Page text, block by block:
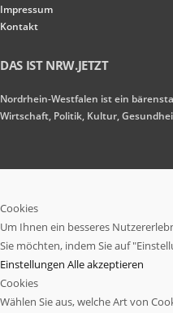
Impressum
Kontakt
DAS IST NRW.JETZT
Nordrhein-Westfalen ist ein
Wirtschaft, Politik, Kultur,
Cookies
Um Ihnen ein besseres
Sie möchten, indem Sie auf
Einstellungen Alle akzeptieren
Cookies
Wählen Sie aus, welche Art von